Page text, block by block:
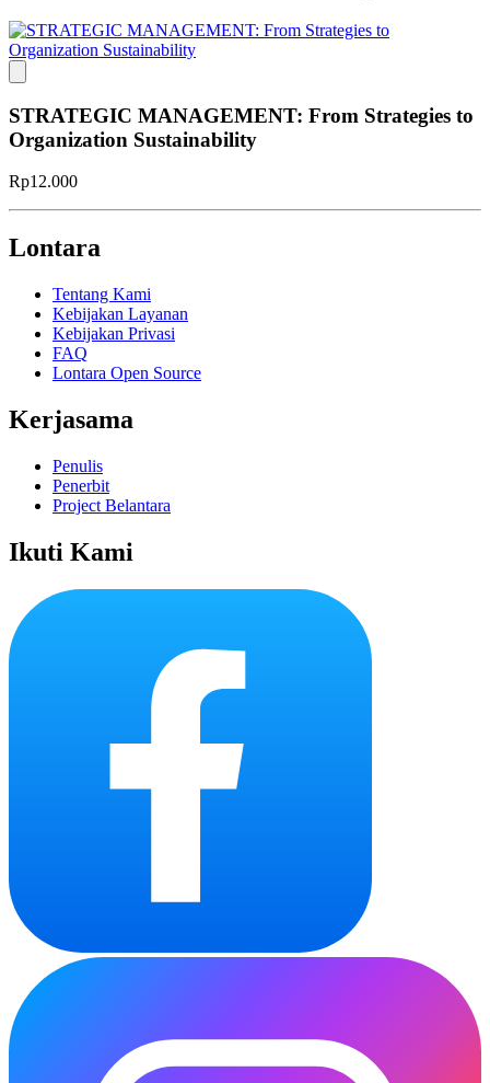
STRATEGIC MANAGEMENT: From Strategies to
Organization Sustainability
Rp12.000
Lontara
Tentang Kami
Kebijakan Layanan
Kebijakan Privasi
FAQ
Lontara Open Source
Kerjasama
Penulis
Penerbit
Project Belantara
Ikuti Kami